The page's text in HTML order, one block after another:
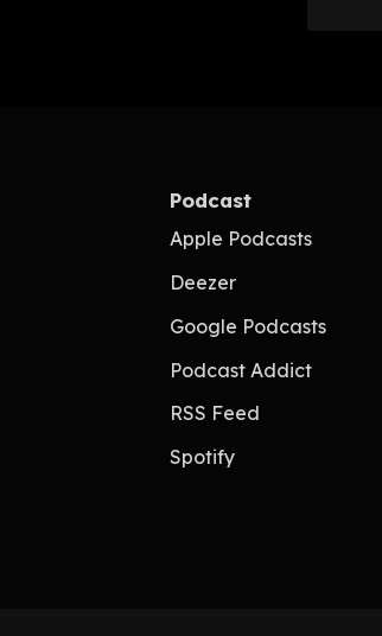
Podcast
Apple Podcasts
Deezer
Google Podcasts
Podcast Addict
RSS Feed
Spotify